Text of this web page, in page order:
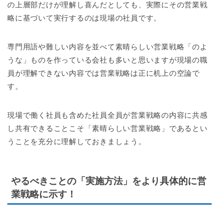
の上層部だけが理解し喜んだとしても、実際にその営業戦
略に基づいて実行するのは現場の社員です。
専門用語や難しい内容を並べて素晴らしい営業戦略「のよ
うな」ものを作っている会社も多いと思いますが現場の職
員が理解できない内容では営業戦略は正に机上の空論で
す。
現場で働く社員も含めた社員全員が営業戦略の内容に共感
し共有できることこそ「素晴らしい営業戦略」であるとい
うことを充分に理解しておきましょう。
やるべきことの「実施方法」をより具体的に営
業戦略に示す！